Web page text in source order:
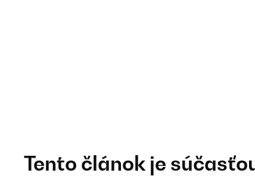
Tento článok je